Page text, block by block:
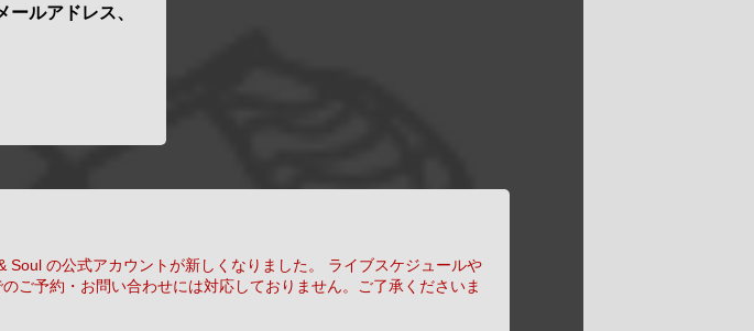
ルアドレス、
の公式アカウントが新しくなりました。
ライブスケジュールや
ご予約・お問い合わせには対応しておりません。ご了承くださいま